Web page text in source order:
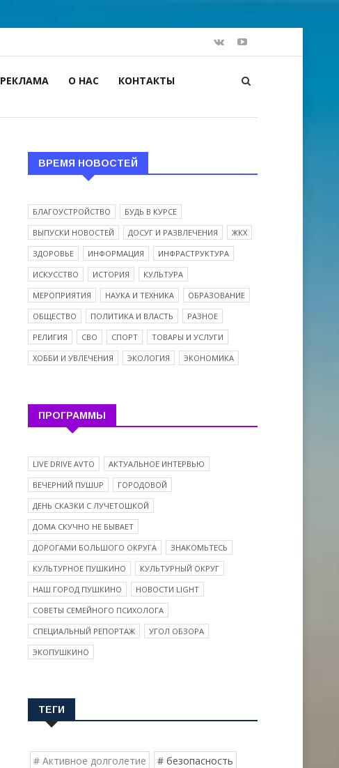
РЕКЛАМА О НАС КОНТАКТЫ
ВРЕМЯ НОВОСТЕЙ
БЛАГОУСТРОЙСТВО
БУДЬ В КУРСЕ
ВЫПУСКИ НОВОСТЕЙ
ДОСУГ И РАЗВЛЕЧЕНИЯ
ЖКХ
ЗДОРОВЬЕ
ИНФОРМАЦИЯ
ИНФРАСТРУКТУРА
ИСКУССТВО
ИСТОРИЯ
КУЛЬТУРА
МЕРОПРИЯТИЯ
НАУКА И ТЕХНИКА
ОБРАЗОВАНИЕ
ОБЩЕСТВО
ПОЛИТИКА И ВЛАСТЬ
РАЗНОЕ
РЕЛИГИЯ
СВО СПОРТ
ТОВАРЫ И УСЛУГИ
ХОББИ И УВЛЕЧЕНИЯ
ЭКОЛОГИЯ ЭКОНОМИКА
ПРОГРАММЫ
LIVE DRIVE AVTO
АКТУАЛЬНОЕ ИНТЕРВЬЮ
ВЕЧЕРНИЙ ПУШUP
ГОРОДОВОЙ
ДЕНЬ СКАЗКИ С ЛУЧЕТОШКОЙ
ДОМА СКУЧНО НЕ БЫВАЕТ
ДОРОГАМИ БОЛЬШОГО ОКРУГА
ЗНАКОМЬТЕСЬ
КУЛЬТУРНОЕ ПУШКИНО
КУЛЬТУРНЫЙ ОКРУГ
НАШ ГОРОД ПУШКИНО
НОВОСТИ LIGHT
СОВЕТЫ СЕМЕЙНОГО ПСИХОЛОГА
СПЕЦИАЛЬНЫЙ РЕПОРТАЖ
УГОЛ ОБЗОРА
ЭКОПУШКИНО
ТЕГИ
# Активное долголетие
# безопасность